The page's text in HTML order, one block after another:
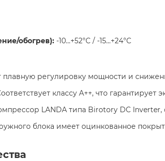
обогрев): -10...+52°C / -15...+24°C ​
плавную регулировку мощности и
классу A++, что гарантирует
LANDA типа Birotory DC
блока имеет оцинкованное